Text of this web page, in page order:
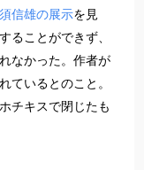
信雄の展示を見
ることができず、
なかった。作者が
ているとのこと。
チキスで閉じたも